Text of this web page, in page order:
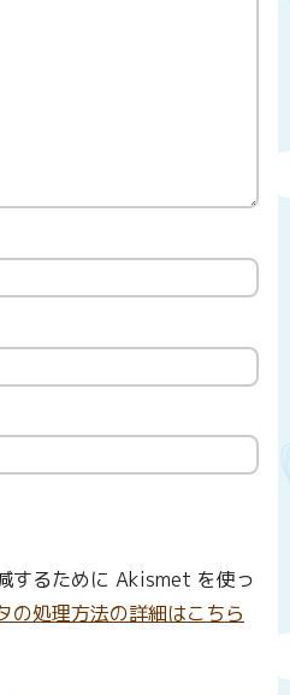
するために Akismet を使っ
の処理方法の詳細はこちら